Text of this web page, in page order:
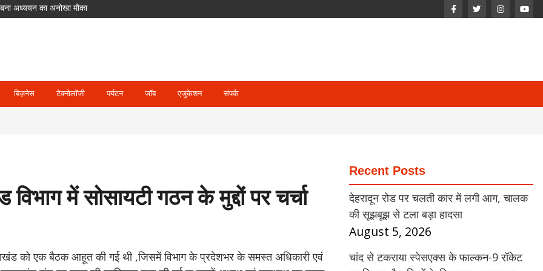
गलतियां, उठे सवाल
में पहुंच रहे श्रद्धालु
अध्ययन का अनोखा मौका
बिज़नेस टेक्नोलॉजी पर्यटन जॉब एजुकेशन संपर्क
विभाग में सोसायटी गठन के मुद्दों पर चर्चा
को एक बैठक आहूत की गई थी ,जिसमें विभाग के प्रदेशभर के समस्त अधिकारी एवं
Recent Posts
देहरादून रोड पर चलती कार में लगी आग, चालक
की सूझबूझ से टला बड़ा हादसा
August 5, 2026
चांद से टकराया स्पेसएक्स के फाल्कन-9 रॉकेट